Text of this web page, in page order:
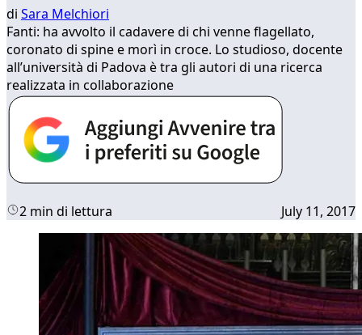
di Sara Melchiori
Fanti: ha avvolto il cadavere di chi venne flagellato,
coronato di spine e morì in croce. Lo studioso, docente
all’università di Padova è tra gli autori di una ricerca
realizzata in collaborazione
2 min di lettura July 11, 2017